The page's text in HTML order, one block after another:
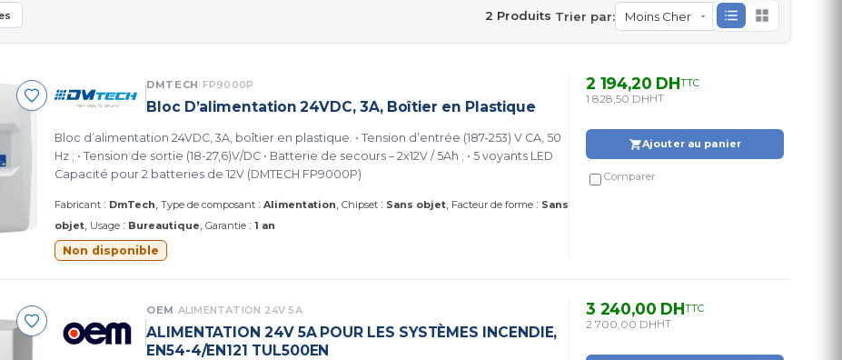
Trier par:
2 Produits
DMTECH FP9000P
Bloc D’alimentation 24VDC, 3A, Boîtier en Plastique
Bloc d’alimentation 24VDC, 3A, boîtier en plastique. • Tension d’entrée (187-253) V CA, 50
Hz ; • Tension de sortie (18-27,6)V/DC • Batterie de secours – 2x12V / 5Ah ; • 5 voyants LED
Capacité pour 2 batteries de 12V (DMTECH FP9000P)
Fabricant : DmTech Type de composant : Alimentation Chipset : Sans objet Facteur de forme : Sans
objet Usage : Bureautique Garantie : 1 an
Non disponible
2 194,20 DHTTC
1 828,50 DHHT
Ajouter au panier
Comparer
OEM ALIMENTATION 24V 5A
ALIMENTATION 24V 5A POUR LES SYSTÈMES INCENDIE,
EN54-4/EN121 TUL500EN
3 240,00 DHTTC
2 700,00 DHHT